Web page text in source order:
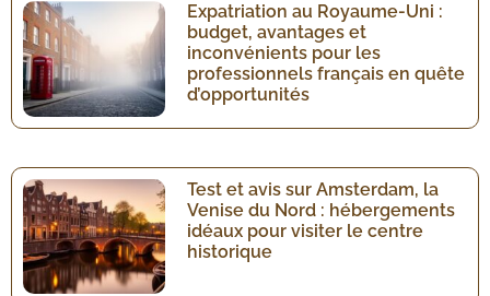
Expatriation au Royaume-Uni :
budget, avantages et
inconvénients pour les
professionnels français en quête
d’opportunités
Test et avis sur Amsterdam, la
Venise du Nord : hébergements
idéaux pour visiter le centre
historique